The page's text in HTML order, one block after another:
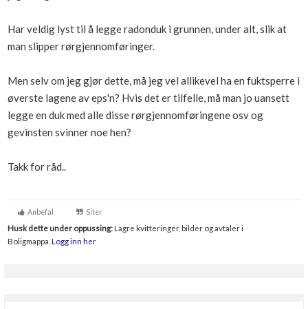
Boligmappa+
Få mer ut av Boligmappa
Har veldig lyst til å legge radonduk i grunnen, under alt, slik at
man slipper rørgjennomføringer.
Men selv om jeg gjør dette, må jeg vel allikevel ha en fuktsperre i
øverste lagene av eps'n? Hvis det er tilfelle, må man jo uansett
legge en duk med alle disse rørgjennomføringene osv og
gevinsten svinner noe hen?
Takk for råd..
Anbefal Siter
Husk dette under oppussing:Lagre kvitteringer, bilder og avtaler i
Boligmappa. Logg inn her